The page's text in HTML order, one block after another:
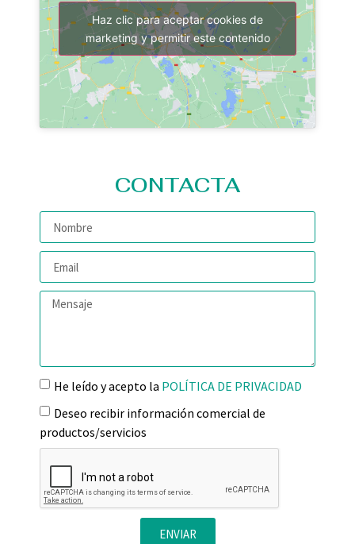
Haz clic para aceptar cookies de
marketing y permitir este contenido
CONTACTA
He leído y acepto la POLÍTICA DE PRIVACIDAD
Deseo recibir información comercial de
productos/servicios
ENVIAR